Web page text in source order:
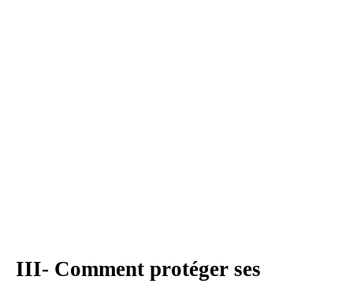
III- Comment protéger ses